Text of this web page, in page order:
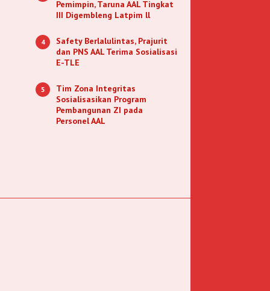
Pemimpin, Taruna AAL Tingkat
III Digembleng Latpim ll
4
Safety Berlalulintas, Prajurit
dan PNS AAL Terima Sosialisasi
E-TLE
5
Tim Zona Integritas
Sosialisasikan Program
Pembangunan ZI pada
Personel AAL